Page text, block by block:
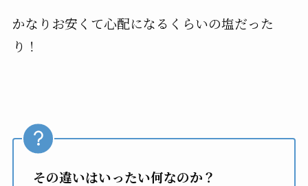
かなりお安くて心配になるくらいの塩だった
り！
その違いはいったい何なのか？